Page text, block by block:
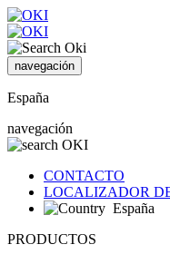
navegación
España
navegación
CONTACTO
LOCALIZADOR
España
PRODUCTOS